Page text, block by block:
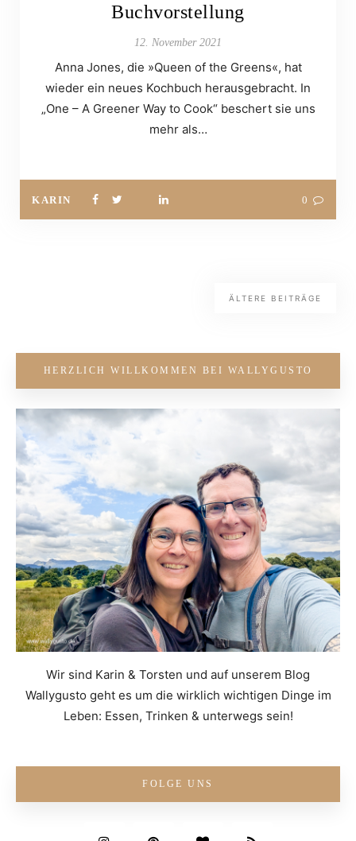
Buchvorstellung
12. November 2021
Anna Jones, die »Queen of the Greens«, hat
wieder ein neues Kochbuch herausgebracht. In
„One – A Greener Way to Cook“ beschert sie uns
mehr als…
KARIN 0
ÄLTERE BEITRÄGE
HERZLICH WILLKOMMEN BEI WALLYGUSTO
Wir sind Karin & Torsten und auf unserem Blog
Wallygusto geht es um die wirklich wichtigen Dinge im
Leben: Essen, Trinken & unterwegs sein!
FOLGE UNS